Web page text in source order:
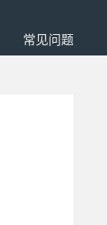
常见问题